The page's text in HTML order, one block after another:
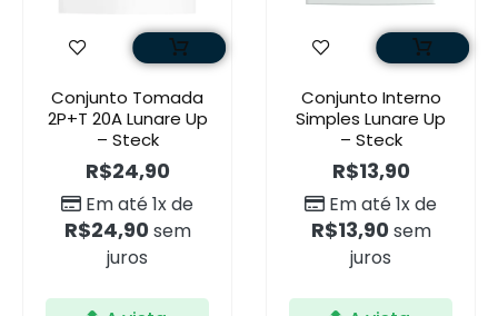
Conjunto Tomada
2P+T 20A Lunare Up
– Steck
R$24,90
Em até 1x de
R$24,90 sem
juros
Conjunto Interno
Simples Lunare Up
– Steck
R$13,90
Em até 1x de
R$13,90 sem
juros